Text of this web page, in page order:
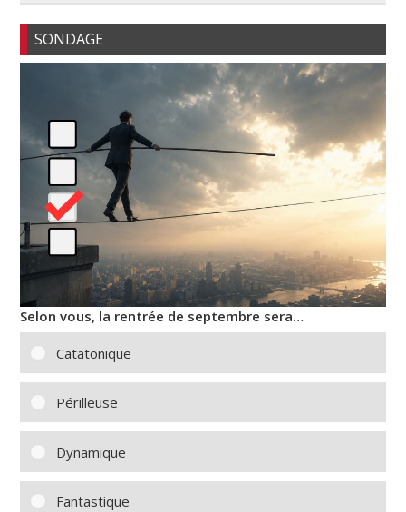
SONDAGE
Selon vous, la rentrée de septembre sera…
Catatonique
Périlleuse
Dynamique
Fantastique